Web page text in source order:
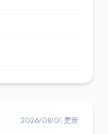
2026/08/01 更新